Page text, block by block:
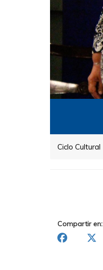
Ciclo Cultural
Compartir en: